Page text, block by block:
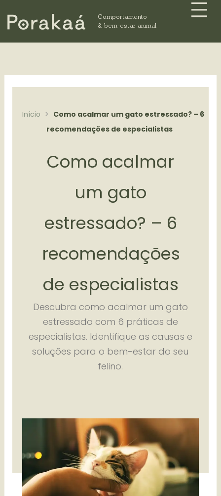
para
conteúdo
Comportamento
& bem-estar animal
Início > Como acalmar um gato estressado? – 6
recomendações de especialistas
Como acalmar
um gato
estressado? – 6
recomendações
de especialistas
Descubra como acalmar um gato
estressado com 6 práticas de
especialistas. Identifique as causas e
soluções para o bem-estar do seu
felino.